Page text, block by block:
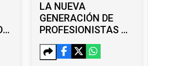
LA NUEVA
GENERACIÓN DE
PROFESIONISTAS DE
BC TOMA FORMA;
MÁS DE 115 MIL